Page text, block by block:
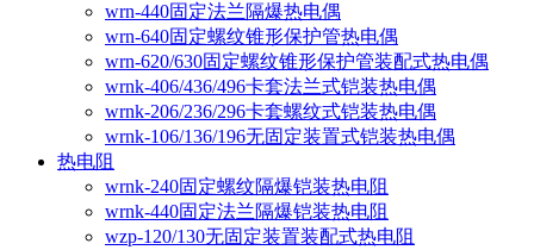
wrn-440固定法兰隔爆热电偶
wrn-640固定螺纹锥形保护管热电偶
wrn-620/630固定螺纹锥形保护管装配式热电偶
wrnk-406/436/496卡套法兰式铠装热电偶
wrnk-206/236/296卡套螺纹式铠装热电偶
wrnk-106/136/196无固定装置式铠装热电偶
热电阻
wrnk-240固定螺纹隔爆铠装热电阻
wrnk-440固定法兰隔爆铠装热电阻
wzp-120/130无固定装置装配式热电阻